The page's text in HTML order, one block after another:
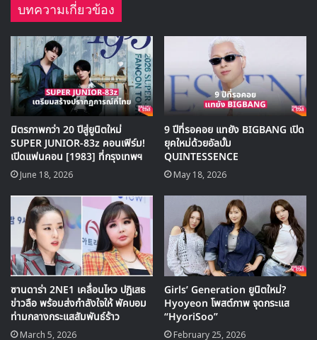
คลาสสิคของวงการที่ตอนนี้มียอดวิวถึง 59.7 ล้านวิวแล้ว
G-Dragon – Crooked
Crooked ผลงานโซโลของ G-Dragon ที่ปล่อยออกมาเมื่อปี
2013 จากอัลบัม Coup d-Etat อัลบัมที่ 2 ของ ควอนจียง ที่
ร่วมงานกับ Teddy ในการแต่งเพลงนี้ ปัจจุบันมียอดวิวอยู่ที่
64.5 ล้านวิว
บทความเกี่ยวข้อง
มิตรภาพกว่า 20 ปีสู่ยูนิตใหม่
SUPER JUNIOR-83z คอนเฟิร์ม!
เปิดแฟนคอน [1983] ที่กรุงเทพฯ
June 18, 2026
9 ปีที่รอคอย แทยัง BIGBANG เปิด
ยุคใหม่ด้วยอัลบั้ม
QUINTESSENCE
May 18, 2026
ซานดาร่า 2NE1 เคลื่อนไหว ปฏิเสธ
ข่าวลือ พร้อมส่งกำลังใจให้ พัคบอม
ท่ามกลางกระแสสัมพันธ์ร้าว
March 5, 2026
Girls’ Generation ยูนิตใหม่?
Hyoyeon โพสต์ภาพ จุดกระแส
“HyoriSoo”
February 25, 2026